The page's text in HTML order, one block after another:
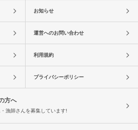
お知らせ
運営へのお問い合わせ
利用規約
プライバシーポリシー
方へ
漁師さんを募集しています!